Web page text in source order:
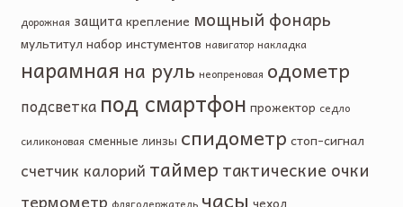
дорожная защитакрепление мощный фонарь
мультитул набор инстументов навигатор накладка
нарамная на руль неопреновая одометр
подсветка под смартфон прожектор седло
силиконовая сменные линзы спидометр стоп-сигнал
счетчик калорий таймер тактические очки
термометр часы чехол